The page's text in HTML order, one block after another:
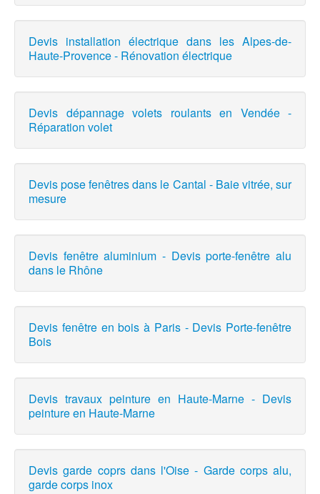
Devis installation électrique dans les Alpes-de-
Haute-Provence - Rénovation électrique
Devis dépannage volets roulants en Vendée -
Réparation volet
Devis pose fenêtres dans le Cantal - Baie vitrée, sur
mesure
Devis fenêtre aluminium - Devis porte-fenêtre alu
dans le Rhône
Devis fenêtre en bois à Paris - Devis Porte-fenêtre
Bois
Devis travaux peinture en Haute-Marne - Devis
peinture en Haute-Marne
Devis garde coprs dans l'Oise - Garde corps alu,
garde corps inox